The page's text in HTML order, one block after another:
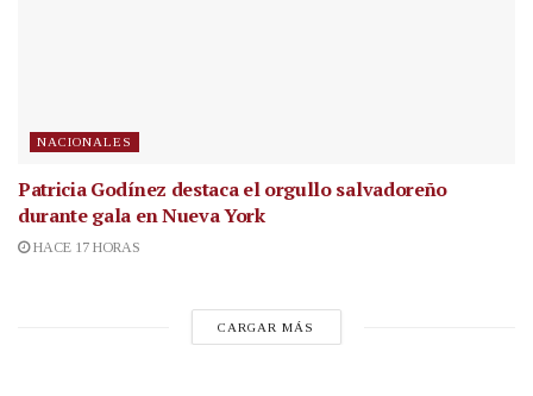
NACIONALES
Patricia Godínez destaca el orgullo salvadoreño
durante gala en Nueva York
HACE 17 HORAS
CARGAR MÁS